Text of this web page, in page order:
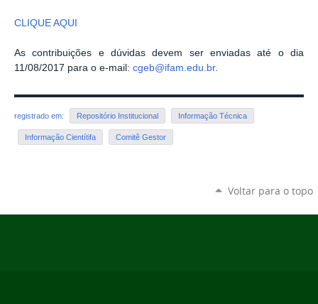
CLIQUE AQUI
As contribuições e dúvidas devem ser enviadas até o dia
11/08/2017 para o e-mail: cgeb@ifam.edu.br.
registrado em: Repositório Institucional Informação Técnica
Informação Cientítifa Comitê Gestor
Voltar para o topo